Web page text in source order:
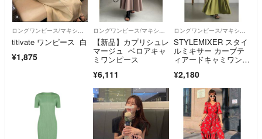
ロングワンピース/マキシワンピース
titivate ワンピース 白
¥1,875
ロングワンピース/マキシワンピース
【新品】カプリシュレ
マージュ ベロアキャ
ミワンピース
¥6,111
ロングワンピース/マキシワンピース
STYLEMIXER スタイ
ルミキサー カーブテ
ィアードキャミワンピ
¥2,180